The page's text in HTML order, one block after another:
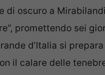
di oscuro a
promettendo sei
d’Italia si
il calare delle